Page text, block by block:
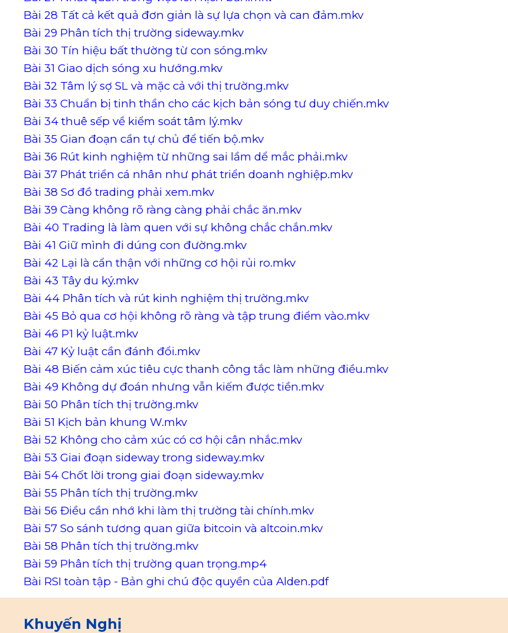
Bài 28 Tất cả kết quả đơn giản là sự lựa chọn và can đảm.mkv
Bài 29 Phân tích thị trường sideway.mkv
Bài 30 Tín hiệu bất thường từ con sóng.mkv
Bài 31 Giao dịch sóng xu hướng.mkv
Bài 32 Tâm lý sợ SL và mặc cả với thị trường.mkv
Bài 33 Chuẩn bị tinh thần cho các kịch bản sóng tư duy chiến.mkv
Bài 34 thuê sếp về kiểm soát tâm lý.mkv
Bài 35 Gian đoạn cần tự chủ để tiến bộ.mkv
Bài 36 Rút kinh nghiệm từ những sai lầm dể mắc phải.mkv
Bài 37 Phát triển cá nhân như phát triển doanh nghiệp.mkv
Bài 38 Sơ đồ trading phải xem.mkv
Bài 39 Càng không rõ ràng càng phải chắc ăn.mkv
Bài 40 Trading là làm quen với sự không chắc chắn.mkv
Bài 41 Giữ mình đi dúng con đường.mkv
Bài 42 Lại là cẩn thận với những cơ hội rủi ro.mkv
Bài 43 Tây du ký.mkv
Bài 44 Phân tích và rút kinh nghiệm thị trường.mkv
Bài 45 Bỏ qua cơ hội không rõ ràng và tập trung điểm vào.mkv
Bài 46 P1 kỷ luật.mkv
Bài 47 Kỷ luật cần đánh đổi.mkv
Bài 48 Biến cảm xúc tiêu cực thanh công tắc làm những điều.mkv
Bài 49 Không dự đoán nhưng vẫn kiếm được tiền.mkv
Bài 50 Phân tích thị trường.mkv
Bài 51 Kịch bản khung W.mkv
Bài 52 Không cho cảm xúc có cơ hội cân nhắc.mkv
Bài 53 Giai đoạn sideway trong sideway.mkv
Bài 54 Chốt lời trong giai đoạn sideway.mkv
Bài 55 Phân tích thị trường.mkv
Bài 56 Điều cần nhớ khi làm thị trường tài chính.mkv
Bài 57 So sánh tương quan giữa bitcoin và altcoin.mkv
Bài 58 Phân tích thị trường.mkv
Bài 59 Phân tích thị trường quan trọng.mp4
Bài RSI toàn tập - Bản ghi chú độc quyền của Alden.pdf
Khuyến Nghị